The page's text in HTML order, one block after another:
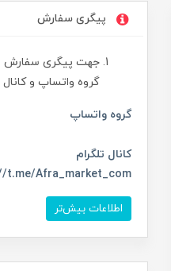
پیگری سفارش
جهت پیگری سفارش
گروه واتساپ و
گروه واتساپ
کانال تلگرام
t.me/Afra_market_com
اطلاعات بیش‌تر